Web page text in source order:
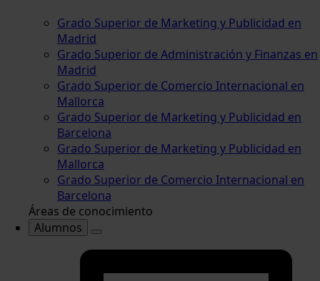
Grado Superior de Marketing y Publicidad en
Madrid
Grado Superior de Administración y Finanzas en
Madrid
Grado Superior de Comercio Internacional en
Mallorca
Grado Superior de Marketing y Publicidad en
Barcelona
Grado Superior de Marketing y Publicidad en
Mallorca
Grado Superior de Comercio Internacional en
Barcelona
Áreas de conocimiento
Alumnos